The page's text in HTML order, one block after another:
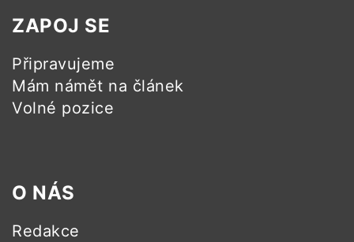
ZAPOJ SE
Připravujeme
Mám námět na článek
Volné pozice
O NÁS
Redakce